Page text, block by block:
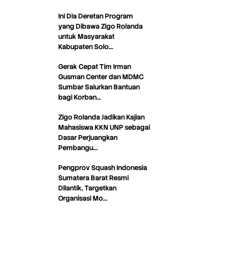
Ini Dia Deretan Program
yang Dibawa Zigo Rolanda
untuk Masyarakat
Kabupaten Solo…
Gerak Cepat Tim Irman
Gusman Center dan MDMC
Sumbar Salurkan Bantuan
bagi Korban…
Zigo Rolanda Jadikan Kajian
Mahasiswa KKN UNP sebagai
Dasar Perjuangkan
Pembangu…
Pengprov Squash Indonesia
Sumatera Barat Resmi
Dilantik, Targetkan
Organisasi Mo…